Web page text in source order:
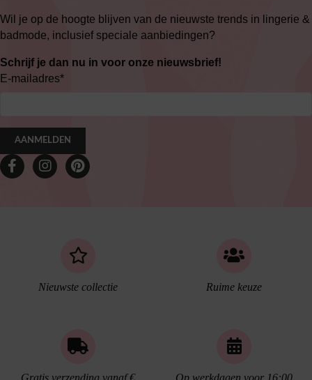
Wil je op de hoogte blijven van de nieuwste trends in lingerie &
badmode, inclusief speciale aanbiedingen?
Schrijf je dan nu in voor onze nieuwsbrief!
E-mailadres*
AANMELDEN
Nieuwste collectie Ruime keuze
Gratis verzending vanaf € Op werkdagen voor 16:00